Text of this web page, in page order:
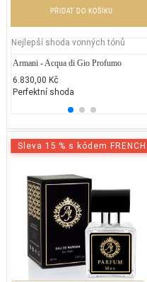
PŘIDAT DO KOŠÍKU
Nejlepší shoda vonných tónů
Armani - Acqua di Gio Profumo
6.830,00 Kč
Perfektní shoda
Sleva 15 % s kódem FRENCH